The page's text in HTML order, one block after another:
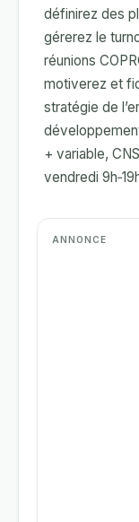
définirez des
gérerez le
réunions
motiverez et
stratégie de
+ variable,
vendredi